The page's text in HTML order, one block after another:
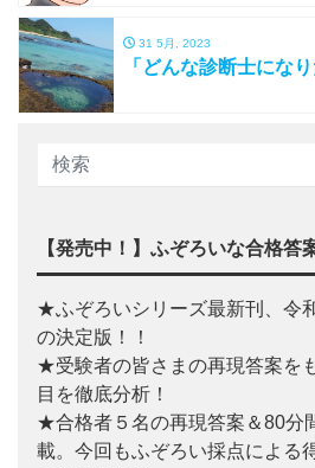
31 5月, 2023
「どんな診断士にな
【発売中！】ふぞろいな合格答
★ふぞろいシリーズ最新刊、令
の決定版！！
★受験者の皆さまの再現答案を
目を徹底分析！
★合格者５名の再現答案＆80分
載。今回もふぞろい採点による